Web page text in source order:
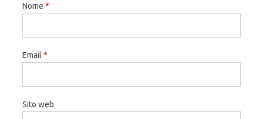
Nome *
Email *
Sito web